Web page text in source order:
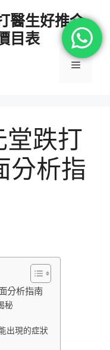
醫生好推介
目表
選
跌打
分析指
分析指南
秘
出現的症狀